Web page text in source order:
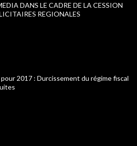
DANS LE CADRE DE LA CESSION
REGIONALES
2017 : Durcissement du régime fiscal